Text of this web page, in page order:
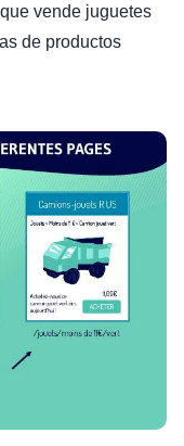
vende juguetes
de productos